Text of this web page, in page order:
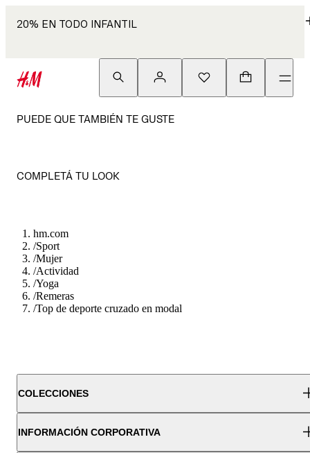
20% EN TODO INFANTIL
PUEDE QUE TAMBIÉN TE GUSTE
COMPLETÁ TU LOOK
hm.com
/Sport
/Mujer
/Actividad
/Yoga
/Remeras
/Top de deporte cruzado en modal
COLECCIONES
INFORMACIÓN CORPORATIVA